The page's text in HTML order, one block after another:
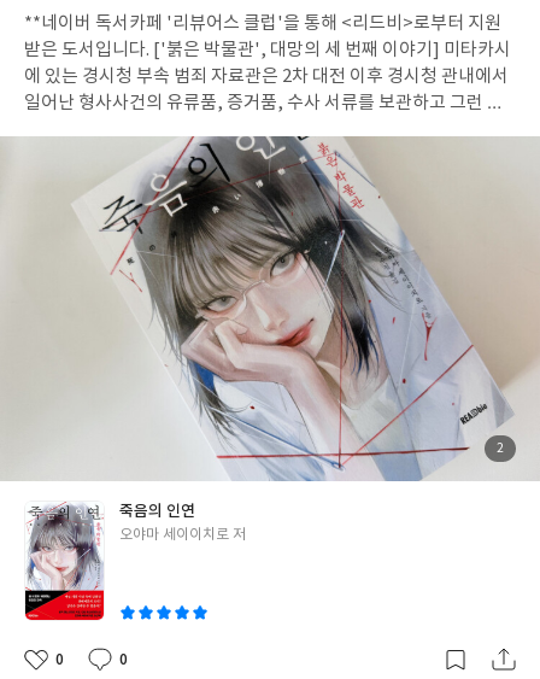
일
**네이버 독서카페 '리뷰어스 클럽'을 통해 <리드비>로부터 지원
받은 도서입니다. ['붉은 박물관', 대망의 세 번째 이야기] 미타카시
에 있는 경시청 부속 범죄 자료관은 2차 대전 이후 경시청 관내에서
일어난 형사사건의 유류품, 증거품, 수사 서류를 보관하고 그런 자
시설입니다. 런던 광역 경찰청의 범죄 박물관을 모방해 만들어진 이
자료관의 이름은 '붉은 박물관'. 원조의 '검은 박물관'이란 별명을
흉내낸 것이죠. 데라다 사토시는 수사 1과에서 근무하다가 중요 서
류를 누락하는 바람에 '붉은 박물관'에 좌천되다시피 오게 된 인물.
그리고 이 독특한 박물관의 관장은 히이로 사에코입니다. 검은 머리
와 하얀 피부로 '설녀'처럼 보이는 그녀의 기묘한 판단력과 수사력
은 타의 추종을 불허한다고 할까요. [붉은 박물관]과 [기억 속의 유
괴] 를 잇는 <붉은 박물관>의 세 번째 시리즈, [죽음의 인연]이 출간
되었습니다. 사건과 그 동기도 흥미롭지만 늘 독자를 기대하게 만드
는 것은 바로 '설녀'가 밝히는 반전이라고 할 수 있을 텐데요, 이번
에도 총 여섯 편의 이야기를 통해 히이로 사에코의 추리를 만나실 수
있어요. 이번에는 표지에 히이로 사에코로 추정되는 인물이 드러나
있어 그녀의 모습을 상상하기가 어렵지 않았네요. 30년 전 살인 사
건의 진짜 범인이라고 자수해 온 남자의 진상을 밝히는 <삼십 년 만
의 자수>, 불탄 차량 트렁크에서 발견된 시신의 정체를 다루는 <이
름 없는 협박자>, 자살로 끝난 인질극, 그 진상을 다루는 <세 마리
아기 염소>, 노후 건물 철거 중에 발견된 피 묻은 나이프를 토대로
사건을 재수사하는 <파헤쳐진 죄>, 판잣집에서 함께 시신으로 발견
리고 마지막은 사에코가 경찰 대학교 학생 시절 맞닥뜨린 기묘한 사
첨
부
사
2
죽음의 인연
글
오야마 세이이치로 저
좋
0
댓
0
작